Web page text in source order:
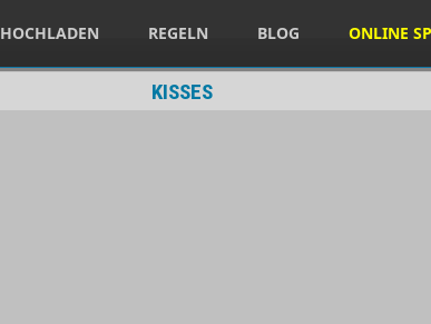
HOCHLADEN REGELN BLOG ONLINE
KISSES